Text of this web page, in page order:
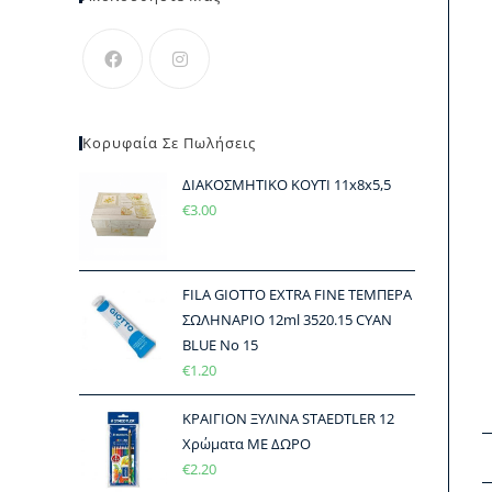
Κορυφαία Σε Πωλήσεις
ΔΙΑΚΟΣΜΗΤΙΚΟ ΚΟΥΤΙ 11x8x5,5
€3.00
FILA GIOTTO EXTRA FINE ΤΕΜΠΕΡΑ
ΣΩΛΗΝΑΡΙΟ 12ml 3520.15 CYAN
BLUE No 15
€1.20
ΚΡΑΙΓΙΟΝ ΞΥΛΙΝΑ STAEDTLER 12
Χρώματα ΜΕ ΔΩΡΟ
€2.20